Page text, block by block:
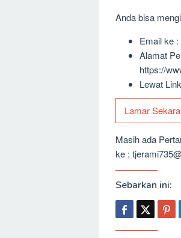
Anda bisa
Email ke
Alamat
https://
Lewat
Lamar
Masih ada
ke :
Sebarkan ini: